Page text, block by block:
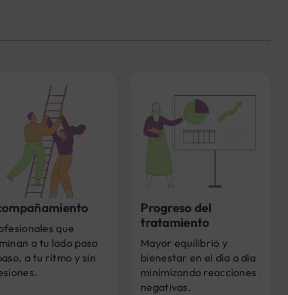
que
a tu lado paso
a tu ritmo y sin
Progreso del
tratamiento
Mayor equilibrio y
bienestar en el día a día
minimizando reacciones
negativas.